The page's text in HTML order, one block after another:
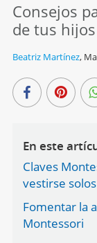
Consejos
de tus
Beatriz Martínez,
En este
Claves
vestirse solos
Fomentar la
Montessori